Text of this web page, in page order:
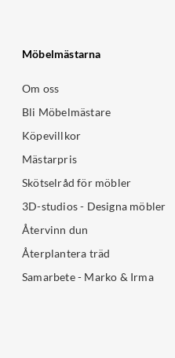
Möbelmästarna
Om oss
Bli Möbelmästare
Köpevillkor
Mästarpris
Skötselråd för möbler
3D-studios - Designa möbler
Återvinn dun
Återplantera träd
Samarbete - Marko & Irma